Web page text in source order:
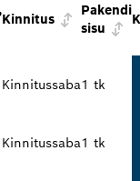
Kinnitus
Pakendi
sisu
Kinnitussaba1 tk
Kinnitussaba1 tk